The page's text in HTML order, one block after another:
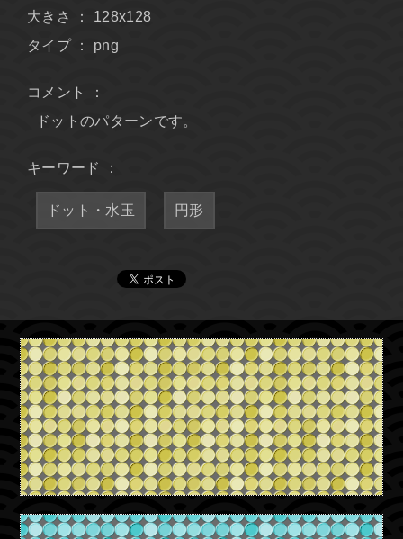
大きさ ： 128x128
タイプ ： png
コメント ：
ドットのパターンです。
キーワード ：
ドット・水玉 円形